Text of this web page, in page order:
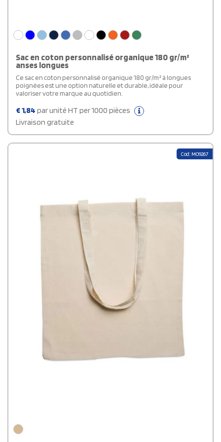
Sac en coton personnalisé organique 180 gr/m²
anses longues
Ce sac en coton personnalisé organique 180 gr/m² à longues
poignées est une option naturelle et durable, idéale pour
valoriser votre marque au quotidien.
€1,84 par unité HT per 1000 pièces
Livraison gratuite
Cod: MO9267